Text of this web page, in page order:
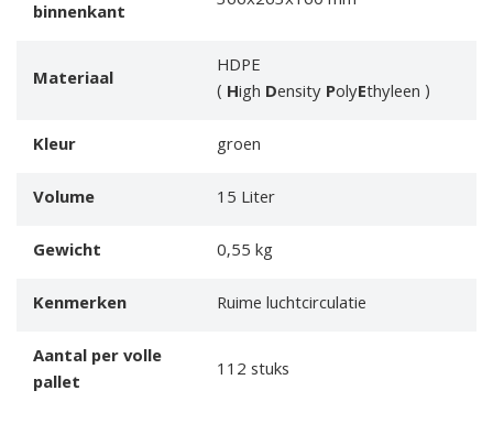
binnenkant
Materiaal
HDPE
( High DensityPolyEthyleen )
Kleur
groen
Volume
15 Liter
Gewicht
0,55 kg
Kenmerken
Ruime luchtcirculatie
Aantal per volle
pallet
112 stuks